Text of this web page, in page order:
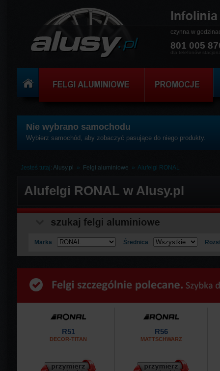
czynna w
801 005
dla telefonów
Nie wybrano samochodu
Wybierz samochód, aby zobaczyć pasujące do niego produkty.
Jesteś tutaj: Alusy.pl » Felgi aluminiowe » Alufelgi RONAL
Alufelgi RONAL w Alusy.pl
Marka Średnica
R51
DECOR-TITAN
R56
MATTSCHWARZ